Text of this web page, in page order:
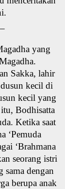
yang
Sakka, lahir
kecil di
kecil yang
Bodhisatta
Ketika saat
‘Pemuda
‘Brahmana
seorang istri
sama dengan
berupa anak